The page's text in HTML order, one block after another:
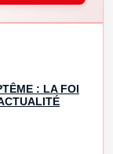
: LA FOI